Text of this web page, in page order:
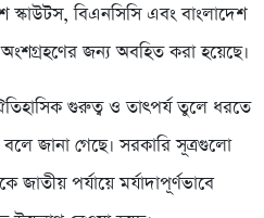
স্কাউটস, বিএনসিসি এবং বাংলাদেশ
জন্য অবহিত করা হয়েছে।
ঐতিহাসিক গুরুত্ব ও তাৎপর্য তুলে ধরতে
বলে জানা গেছে। সরকারি সূত্রগুলো
পর্যায়ে মর্যাদাপূর্ণভাবে